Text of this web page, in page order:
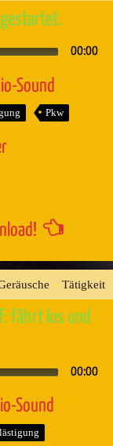
00:00
Sound
Pkw
» Tätigkeit
fährt los und
00:00
Sound